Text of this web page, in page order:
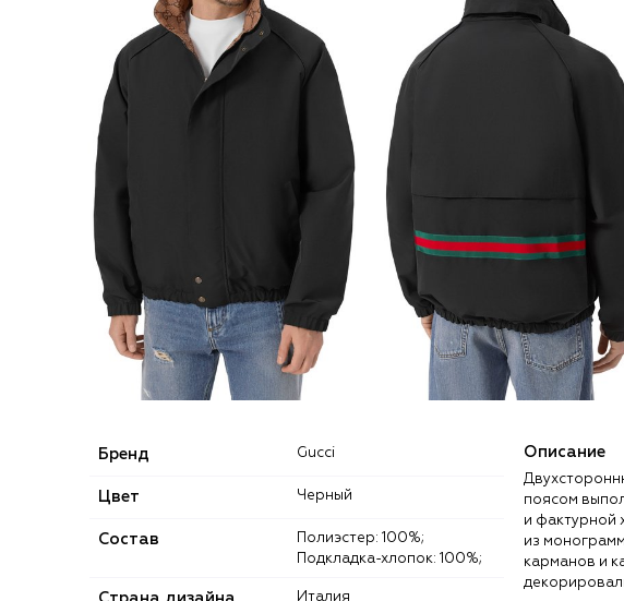
Бренд Gucci
Цвет Черный
Состав
Подкладка-хлопок: 100%;
Италия
Описание
поясом
и фактурной
из
карманов и